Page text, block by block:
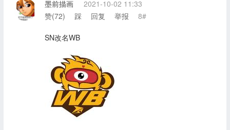
墨前描画
2021-10-02 11:33
赞(72) 踩 回复 举报 8#
SN改名WB